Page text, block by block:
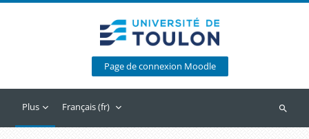
Page de connexion Moodle
Plus Français ‎(fr)‎